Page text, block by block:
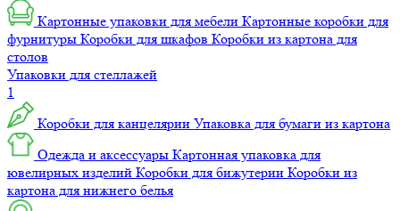
Картонные упаковки для мебели Картонные коробки для
фурнитуры Коробки для шкафов Коробки из картона для
столов
Упаковки для стеллажей
1
Коробки для канцелярии Упаковка для бумаги из картона
Одежда и аксессуары Картонная упаковка для
ювелирных изделий Коробки для бижутерии Коробки из
картона для нижнего белья